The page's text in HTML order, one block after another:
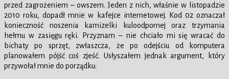
przed zagrożeniem – owszem. Jeden z nich, właśnie w listopadzie
2010 roku, dopadł mnie w kafejce internetowej. Kod 02 oznaczał
konieczność noszenia kamizelki kuloodpornej oraz trzymania
hełmu w zasięgu ręki. Przyznam – nie chciało mi się wracać do
bichaty po sprzęt, zwłaszcza, że po odejściu od komputera
planowałem pójść coś zjeść. Usłyszałem jednak argument, który
przywołał mnie do porządku: